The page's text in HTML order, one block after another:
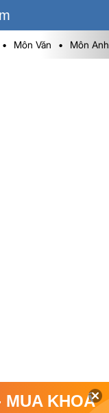
• Môn Văn • Môn Anh
MUA KHOÁ